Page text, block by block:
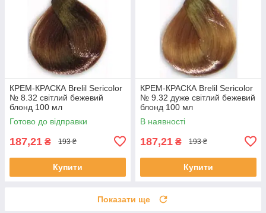
КРЕМ-КРАСКА Brelil Sericolor
№ 8.32 світлий бежевий
блонд 100 мл
Готово до відправки
187,21 ₴ 193 ₴
Купити
КРЕМ-КРАСКА Brelil Sericolor
№ 9.32 дуже світлий бежевий
блонд 100 мл
В наявності
187,21 ₴ 193 ₴
Купити
Показати ще